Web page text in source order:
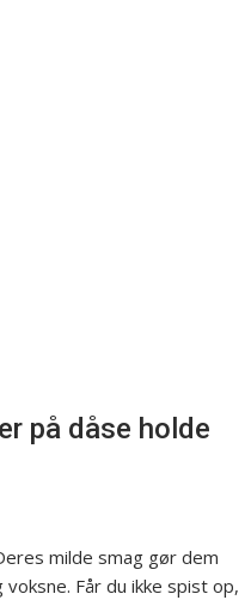
på dåse holde
milde smag gør dem
Får du ikke spist op,